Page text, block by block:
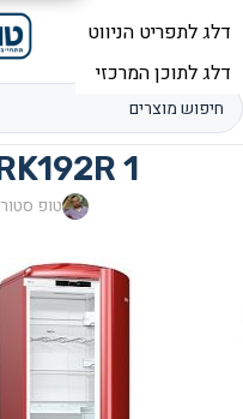
תפריט
1
טופ סטור